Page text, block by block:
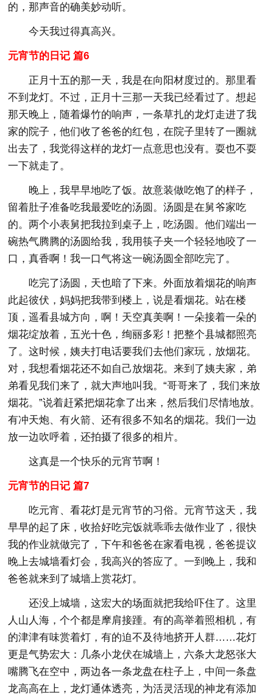
的，那声音的确美妙动听。
今天我过得真高兴。
元宵节的日记 篇6
正月十五的那一天，我是在向阳材度过的。那里看
不到龙灯。不过，正月十三那一天我已经看过了。想起
那天晚上，随着爆竹的响声，一条草扎的龙灯走进了我
家的院子，他们收了爸爸的红包，在院子里转了一圈就
出去了，我觉得这样的龙灯一点意思也没有。耍也不耍
一下就走了。
晚上，我早早地吃了饭。故意装做吃饱了的样子，
留着肚子准备吃我最爱吃的汤圆。汤圆是在舅爷家吃
的。两个小表舅把我拉到桌子上，吃汤圆。他们端出一
碗热气腾腾的汤圆给我，我用筷子夹一个轻轻地咬了一
口，真香啊！我一口气将这一碗汤圆全部吃完了。
吃完了汤圆，天也暗了下来。外面放着烟花的响声
此起彼伏，妈妈把我带到楼上，说是看烟花。站在楼
顶，遥看县城方向，啊！天空真美啊！一朵接着一朵的
烟花绽放着，五光十色，绚丽多彩！把整个县城都照亮
了。这时候，姨夫打电话要我们去他们家玩，放烟花。
对，我想看烟花还不如自己放烟花。来到了姨夫家，弟
弟看见我们来了，就大声地叫我。“哥哥来了，我们来放
烟花。”说着赶紧把烟花拿了出来，然后我们尽情地放。
有冲天炮、有火箭、还有很多不知名的烟花。我们一边
放一边吹呼着，还拍摄了很多的相片。
这真是一个快乐的元宵节啊！
元宵节的日记 篇7
吃元宵、看花灯是元宵节的习俗。元宵节这天，我
早早的起了床，收拾好吃完饭就乖乖去做作业了，很快
我的作业就做完了，下午和爸爸在家看电视，爸爸提议
晚上去城墙看灯会，我高兴的答应了。一到晚上，我和
爸爸就来到了城墙上赏花灯。
还没上城墙，这宏大的场面就把我给吓住了。这里
人山人海，个个都是摩肩接踵。有的高举着照相机，有
的津津有味赏着灯，有的迫不及待地挤开人群……花灯
更是气势宏大：几条小龙伏在城墙上，六条大龙怒张大
嘴腾飞在空中，两边各一条龙盘在柱子上，中间一条盘
龙高高在上，龙灯通体透亮，为活灵活现的神龙有添加